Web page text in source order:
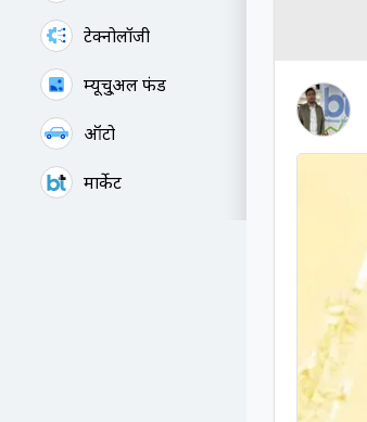
टेक्नोलॉजी
म्यूचु्अल फंड
ऑटो
मार्केट